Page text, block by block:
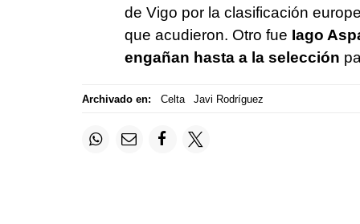
de Vigo por la clasificación
que acudieron. Otro fue Iago
engañan hasta a la selección
Archivado en: Celta Javi Rodríguez